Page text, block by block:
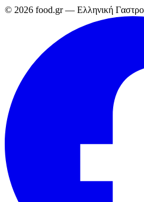
© 2026 food.gr — Ελληνική